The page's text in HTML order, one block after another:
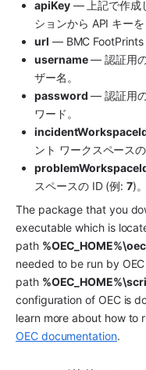
apiKey — 上記で作成
ションから API キーを
url — BMC FootPrints
username — 認証用
ザー名。
password — 認証用
ワード。
ント ワークスペース
スペースの ID (例: 7)。
The package that you
executable which is
path
needed to be run by
path
configuration of OEC is
learn more about how to
OEC documentation.